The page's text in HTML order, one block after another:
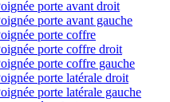
porte avant droit
porte avant gauche
porte coffre
porte coffre droit
porte coffre gauche
porte latérale droit
porte latérale gauche